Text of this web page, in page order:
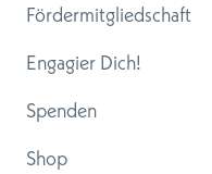
Fördermitgliedschaft
Engagier Dich!
Spenden
Shop